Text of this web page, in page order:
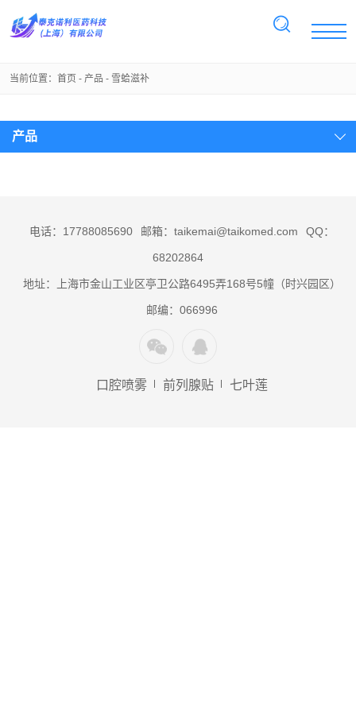
当前位置： 首页 - 产品 - 雪蛤滋补
产品
电话：17788085690 邮箱：taikemai@taikomed.com QQ：
68202864
地址：上海市金山工业区亭卫公路6495弄168号5幢（时兴园区）
邮编：066996
口腔喷雾 前列腺贴 七叶莲